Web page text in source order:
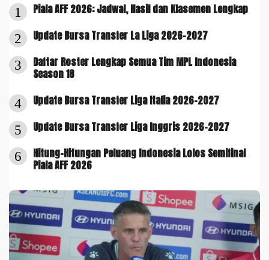
1 Piala AFF 2026: Jadwal, Hasil dan Klasemen Lengkap
2 Update Bursa Transfer La Liga 2026-2027
3
Daftar Roster Lengkap Semua Tim MPL Indonesia
Season 18
4 Update Bursa Transfer Liga Italia 2026-2027
5 Update Bursa Transfer Liga Inggris 2026-2027
6
Hitung-Hitungan Peluang Indonesia Lolos Semifinal
Piala AFF 2026